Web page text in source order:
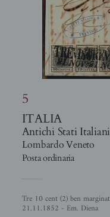
5
ITALIA
Antichi Stati Italiani
Lombardo Veneto
Posta ordinaria
Tre 10 cent (2) ben marginati su lettera da Treviso a Udine del
21.11.1852 - Em. Diena